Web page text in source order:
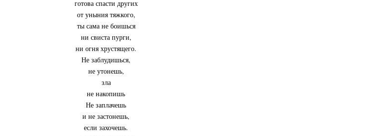
готова спасти других
от уныния тяжкого,
ты сама не боишься
ни свиста пурги,
ни огня хрустящего.
Не заблудишься,
не утонешь,
зла
не накопишь
Не заплачешь
и не застонешь,
если захочешь.